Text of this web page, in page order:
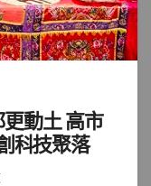
動土 高市
科技聚落